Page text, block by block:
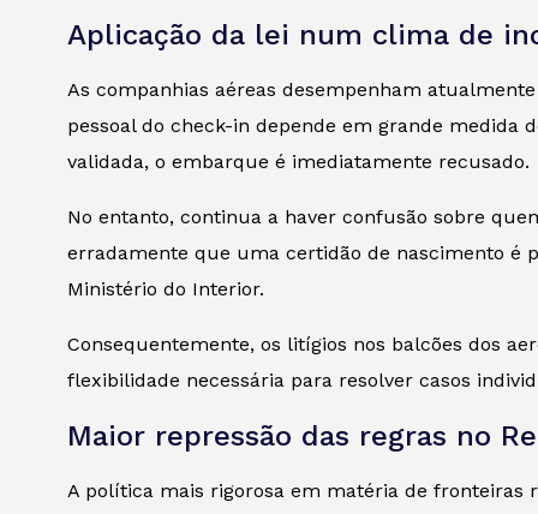
Aplicação da lei num clima de
As companhias aéreas desempenham
pessoal do check-in depende em grande medida
validada, o embarque é imediatamente recusado.
No entanto, continua a haver confusão sobre
erradamente que uma certidão de nascimento é
Ministério do Interior.
Consequentemente, os litígios nos balcões dos
flexibilidade necessária para resolver casos
Maior repressão das regras no
A política mais rigorosa em matéria de fronteiras